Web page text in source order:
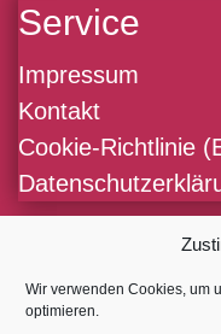
Wir verwenden Cookies, um
optimieren.
Service
Impressum
Kontakt
Cookie-Richtlinie
Im Defdahl 10 E